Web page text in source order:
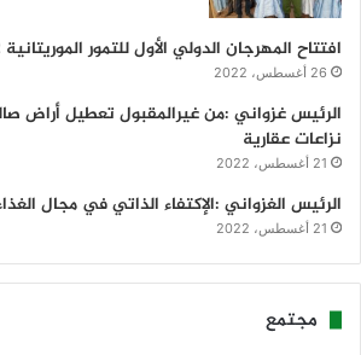
افتتاح المهرجان الدولي الأول للتمور الموريتانية 2022
26 أغسطس، 2022
الرئيس غزواني :من غيرالمقبول تعطيل أراض
نزاعات عقارية
21 أغسطس، 2022
الرئيس الغزواني :الإكتفاء الذاتي في مجال
21 أغسطس، 2022
مجتمع